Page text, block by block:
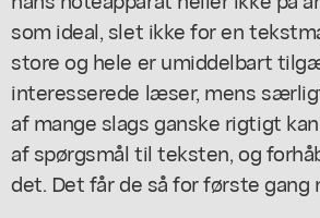
som ideal, slet ikke for en
store og hele er umiddelbart
interesserede læser, mens
af mange slags ganske rigtigt
af spørgsmål til teksten, og
det. Det får de så for første gang